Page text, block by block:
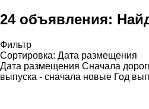
24 объявления:
Фильтр
Сортировка: Дата размещения
Дата размещения Сначала
выпуска - сначала новые Год